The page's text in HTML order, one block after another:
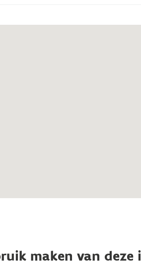
maken van